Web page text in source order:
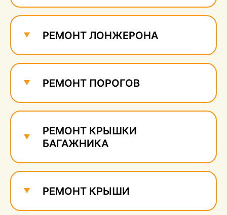
Ремонт и удаление
РЕМОНТ ЛОНЖЕРОНА
РЕМОНТ ПОРОГОВ
РЕМОНТ КРЫШКИ
БАГАЖНИКА
РЕМОНТ КРЫШИ